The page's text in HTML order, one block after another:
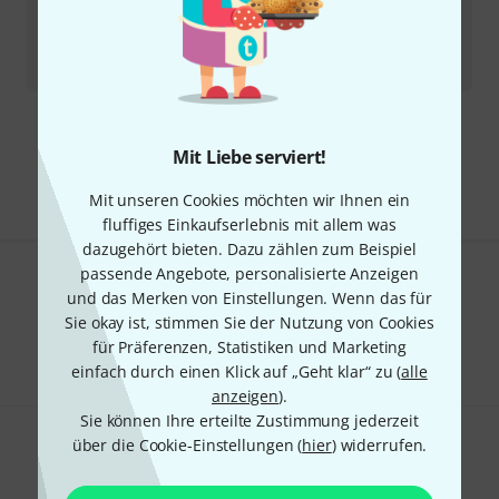
Mit Liebe serviert!
Mit unseren Cookies möchten wir Ihnen ein
fluffiges Einkaufserlebnis mit allem was
dazugehört bieten. Dazu zählen zum Beispiel
passende Angebote, personalisierte Anzeigen
und das Merken von Einstellungen. Wenn das für
Sie okay ist, stimmen Sie der Nutzung von Cookies
für Präferenzen, Statistiken und Marketing
einfach durch einen Klick auf „Geht klar“ zu (alle
anzeigen).
Sie können Ihre erteilte Zustimmung jederzeit
über die Cookie-Einstellungen (hier) widerrufen.
Sofort lieferbar
Alle Preise inkl. MwSt.
Gefällt Ihnen, was Sie sehen?
Teilen Hilfe & Feedback